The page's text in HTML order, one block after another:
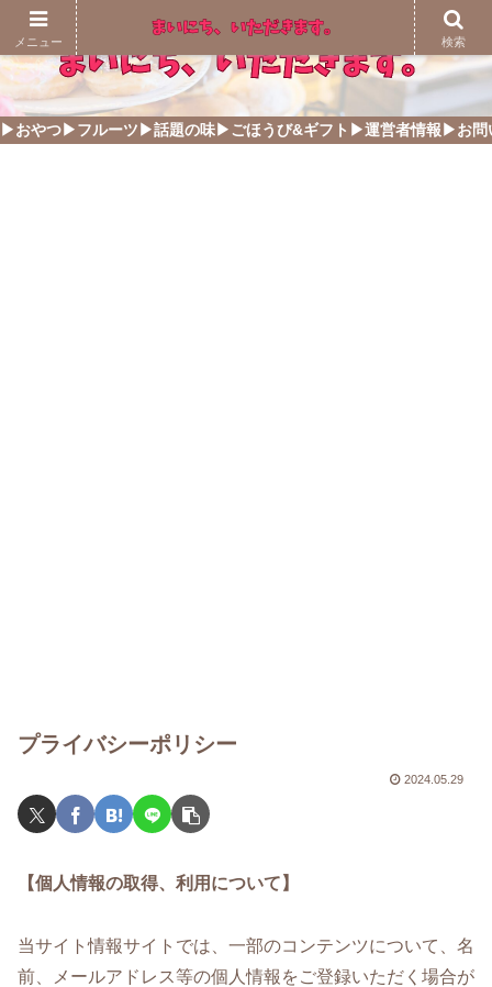
▶おやつ▶フルーツ ▶話題の味▶ごほうび&ギフト ▶運営者情報 ▶お問
プライバシーポリシー
2024.05.29
【個人情報の取得、利用について】
当サイト情報サイトでは、一部のコンテンツについて、名
前、メールアドレス等の個人情報をご登録いただく場合が
メニュー 検索